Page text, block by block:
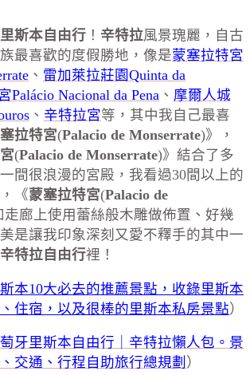
里斯本自由行 ！ 辛特拉風景瑰麗，自古
最喜歡的度假勝地，像是蒙塞拉特宮
、 雷加萊拉莊園Quinta da
Palácio Nacional da Pena 、 摩爾人城
、 辛特拉宮等，其中我自己最喜
拉特宮(Palacio de Monserrate)》，
(Palacio de Monserrate)》結合了多
間很浪漫的宮殿，我看過30間以上的
《蒙塞拉特宮(Palacio de
走廊上使用蕾絲般木雕做佈置、好幾
是讓我印象深刻又愛不釋手的其中一
辛特拉自由行裡！
本10大必去的推薦景點，收錄里斯本
住宿，以及很棒的里斯本私房景點）
牙里斯本自由行｜辛特拉懶人包。景
交通、行程自助旅行總規劃 ）